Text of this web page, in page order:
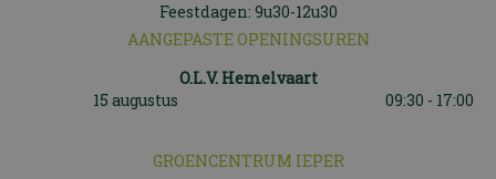
Feestdagen: 9u30-12u30
AANGEPASTE OPENINGSUREN
O.L.V. Hemelvaart
15 augustus
09:30 - 17:00
GROENCENTRUM IEPER